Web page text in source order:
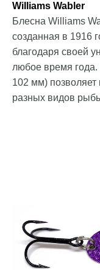
Williams Wabler
Блесна Williams
созданная в 1916
благодаря своей
любое время года.
102 мм)
разных видов